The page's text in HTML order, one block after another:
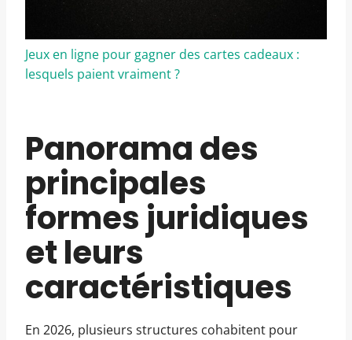
Jeux en ligne pour gagner des cartes cadeaux :
lesquels paient vraiment ?
Panorama des
principales
formes juridiques
et leurs
caractéristiques
En 2026, plusieurs structures cohabitent pour